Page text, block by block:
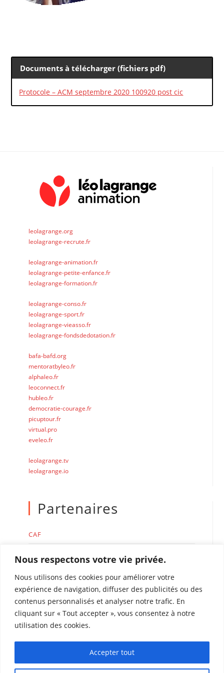
Nous respectons votre vie privée.
Nous utilisons des cookies pour améliorer votre
expérience de navigation, diffuser des publicités ou des
contenus personnalisés et analyser notre trafic. En
cliquant sur « Tout accepter », vous consentez à notre
utilisation des cookies.
Accepter tout
Documents à télécharger (fichiers pdf)
Protocole – ACM septembre 2020 100920 post cic
leolagrange.org
leolagrange-recrute.fr
leolagrange-animation.fr
leolagrange-petite-enfance.fr
leolagrange-formation.fr
leolagrange-conso.fr
leolagrange-sport.fr
leolagrange-vieasso.fr
leolagrange-fondsdedotation.fr
bafa-bafd.org
mentoratbyleo.fr
alphaleo.fr
leoconnect.fr
hubleo.fr
democratie-courage.fr
picuptour.fr
virtual.pro
eveleo.fr
leolagrange.tv
leolagrange.io
Partenaires
CAF
Accueil de loisirs Léo Lagrange de Perpignan
Rue René Duguay Trouin 66000 Perpignan
coordinationacm.perpignan@leolagrange.org